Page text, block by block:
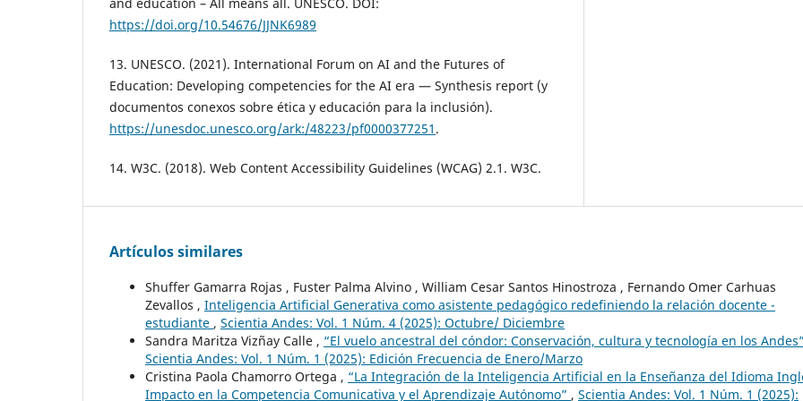
https://doi.org/10.54676/JJNK6989
13. UNESCO. (2021). International Forum on AI and the Futures of
Education: Developing competencies for the AI era — Synthesis report (y
documentos conexos sobre ética y educación para la inclusión).
https://unesdoc.unesco.org/ark:/48223/pf0000377251 .
14. W3C. (2018). Web Content Accessibility Guidelines (WCAG) 2.1. W3C.
Artículos similares
Shuffer Gamarra Rojas , Fuster Palma Alvino , William Cesar Santos Hinostroza , Fernando Omer Carhuas
Zevallos , Inteligencia Artificial Generativa como asistente pedagógico redefiniendo la relación docente -
estudiante , Scientia Andes: Vol. 1 Núm. 4 (2025): Octubre/ Diciembre
Sandra Maritza Vizñay Calle , “El vuelo ancestral del cóndor: Conservación, cultura y tecnología en los Andes”
Scientia Andes: Vol. 1 Núm. 1 (2025): Edición Frecuencia de Enero/Marzo
Cristina Paola Chamorro Ortega , “La Integración de la Inteligencia Artificial en la Enseñanza del Idioma
Impacto en la Competencia Comunicativa y el Aprendizaje Autónomo” , Scientia Andes: Vol. 1 Núm. 1 (2025):